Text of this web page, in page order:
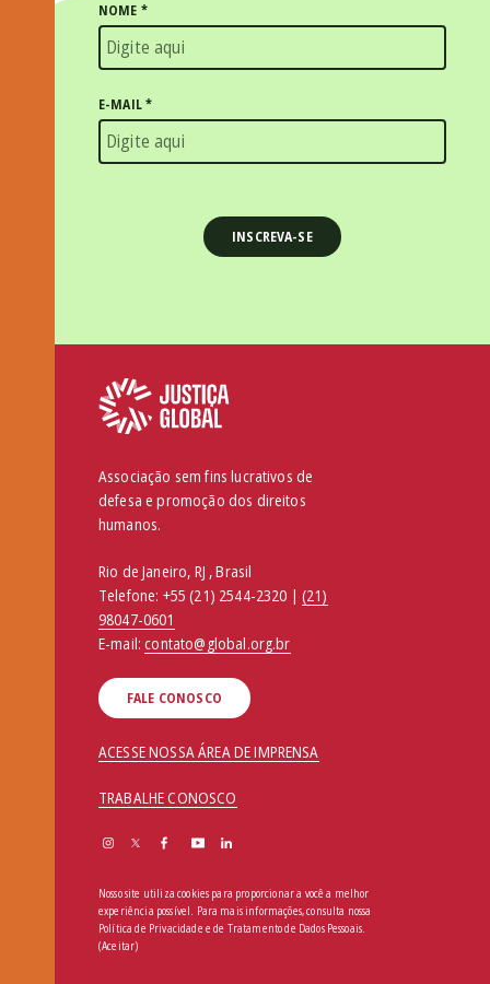
NOME *
E-MAIL*
Associação sem fins lucrativos de
defesa e promoção dos direitos
humanos.
Rio de Janeiro, RJ , Brasil
Telefone: +55 (21) 2544-2320 | (21)
98047-0601
E-mail:contato@global.org.br
FALE CONOSCO
ACESSE NOSSA ÁREA DE IMPRENSA
TRABALHE CONOSCO
Nosso site utiliza cookies para proporcionar a você a melhor
experiência possível. Para mais informações, consulta nossa
Política de Privacidade e de Tratamento de Dados Pessoais.
(Aceitar)